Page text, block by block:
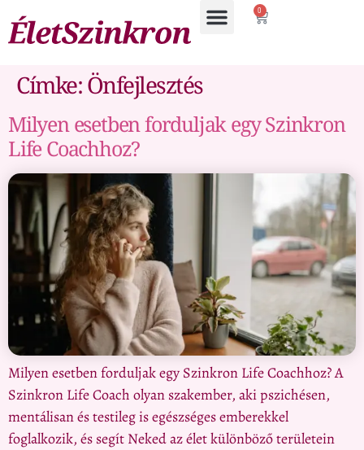
0
Címke:Önfejlesztés
Milyen esetben forduljak egy Szinkron
Life Coachhoz?
Milyen esetben forduljak egy Szinkron Life Coachhoz? A
Szinkron Life Coach olyan szakember, aki pszichésen,
mentálisan és testileg is egészséges emberekkel
foglalkozik, és segít Neked az élet különböző területein